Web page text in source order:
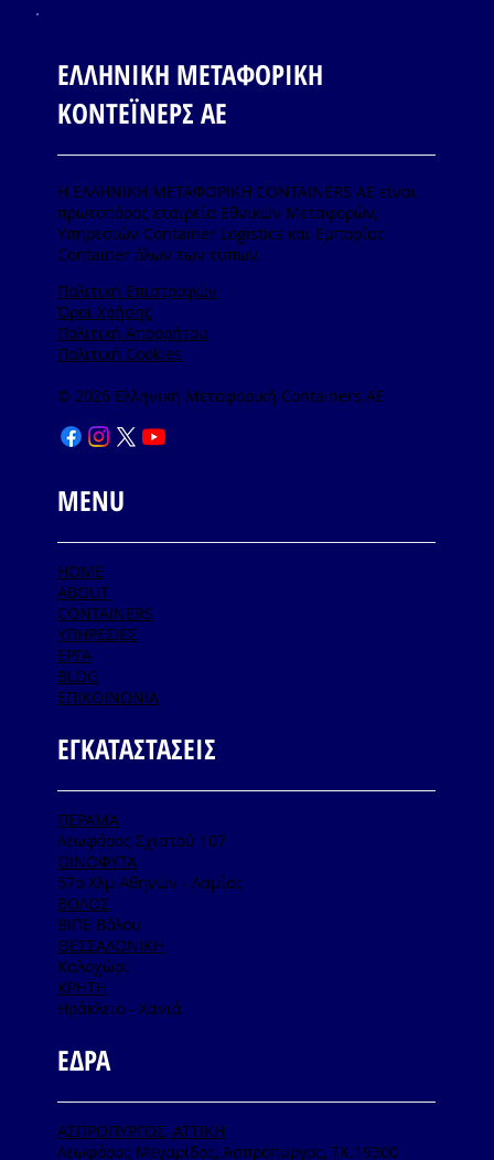
HOME
ABOUT
CONTAINERS
ΥΠΗΡΕΣΙΕΣ
ΕΡΓΑ
BLOG
ΕΠΙΚΟΙΝΩΝΙΑ
ΑΣΠΡΟΠΥΡΓΟΣ, ΑΤΤΙΚΗ
Λεωφόρος Μεγαρίδος, Ασπρόπυργος, ΤΚ.19300
ΕΔΡΑ
MENU
ΕΓΚΑΤΑΣΤΑΣΕΙΣ
ΠΕΡΑΜΑ
Λεωφόρος Σχιστού 107
ΟΙΝΟΦΥΤΑ
57ο Χλμ Αθηνών - Λαμίας
ΒΟΛΟΣ
ΒΙΠΕ Βόλου
ΘΕΣΣΑΛΟΝΙΚΗ
Καλοχώρι
ΚΡΗΤΗ
Ηράκλειο - Χανιά
ΕΛΛΗΝΙΚΗ ΜΕΤΑΦΟΡΙΚΗ
ΚΟΝΤΕΪΝΕΡΣ ΑΕ
Η ΕΛΛΗΝΙΚΗ ΜΕΤΑΦΟΡΙΚΗ CONTAINERS ΑΕ είναι
πρωτοπόρος εταιρεία Εθνικών Μεταφορών,
Υπηρεσιών Container Logistics και Εμπορίας
Container όλων των τύπων.
Πολιτική Επιστροφών
Όροι Χρήσης
Πολιτική Απορρήτου
Πολιτική Cookies
© 2026 Ελληνική Μεταφορική Containers AE